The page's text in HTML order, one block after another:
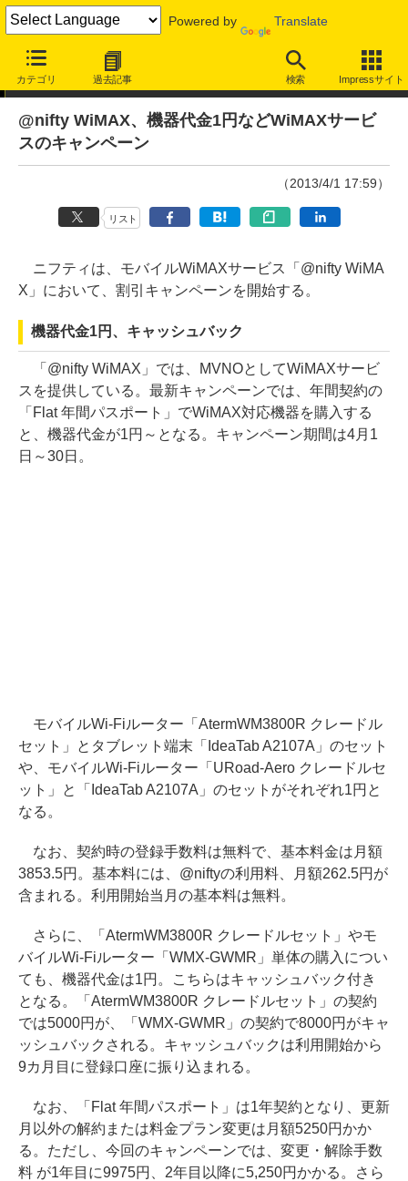
Powered by Translate
カテゴリ 過去記事 検索 Impressサイト
ニュース
@nifty WiMAX、機器代金1円などWiMAXサービ
スのキャンペーン
（2013/4/1 17:59）
リスト
ニフティは、モバイルWiMAXサービス「@nifty WiMA
X」において、割引キャンペーンを開始する。
機器代金1円、キャッシュバック
「@nifty WiMAX」では、MVNOとしてWiMAXサービ
スを提供している。最新キャンペーンでは、年間契約の
「Flat 年間パスポート」でWiMAX対応機器を購入する
と、機器代金が1円～となる。キャンペーン期間は4月1
日～30日。
モバイルWi-Fiルーター「AtermWM3800R クレードル
セット」とタブレット端末「IdeaTab A2107A」のセット
や、モバイルWi-Fiルーター「URoad-Aero クレードルセ
ット」と「IdeaTab A2107A」のセットがそれぞれ1円と
なる。
なお、契約時の登録手数料は無料で、基本料金は月額
3853.5円。基本料には、@niftyの利用料、月額262.5円が
含まれる。利用開始当月の基本料は無料。
さらに、「AtermWM3800R クレードルセット」やモ
バイルWi-Fiルーター「WMX-GWMR」単体の購入につい
ても、機器代金は1円。こちらはキャッシュバック付き
となる。「AtermWM3800R クレードルセット」の契約
では5000円が、「WMX-GWMR」の契約で8000円がキャ
ッシュバックされる。キャッシュバックは利用開始から
9カ月目に登録口座に振り込まれる。
なお、「Flat 年間パスポート」は1年契約となり、更新
月以外の解約または料金プラン変更は月額5250円かか
る。ただし、今回のキャンペーンでは、変更・解除手数
料 が1年目に9975円、2年目以降に5,250円かかる。さら